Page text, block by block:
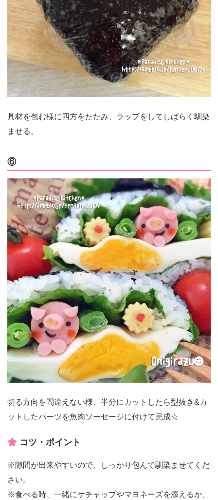
具材を包む様に四方をたたみ、ラップをしてしばらく馴染
ませる。
⑥
切る方向を間違えない様、半分にカットしたら型抜き&カ
ットしたパーツを魚肉ソーセージに付けて完成☆
コツ・ポイント
※隙間が出来やすいので、しっかり包んで馴染ませてくだ
さい。
※食べる時、一緒にケチャップやマヨネーズを添えるか、